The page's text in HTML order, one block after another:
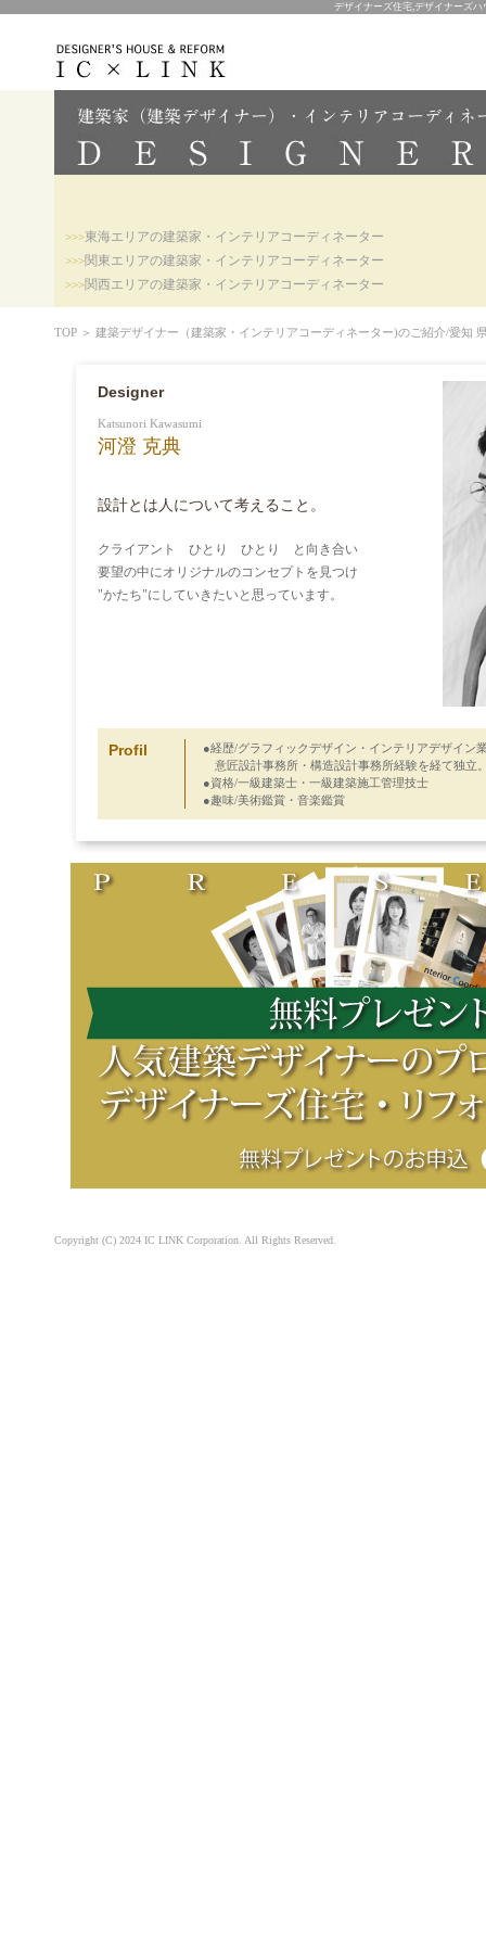
デザイナーズ住宅,デザイナーズ
>>>東海エリアの建築家・インテリアコーディネーター
>>>関東エリアの建築家・インテリアコーディネーター
>>>関西エリアの建築家・インテリアコーディネーター
TOP ＞ 建築デザイナー（建築家・インテリアコーディネーター)のご紹介/愛知
Designer
Katsunori Kawasumi
河澄 克典
設計とは人について考えること。
クライアント ひとり ひとり と向き合い
要望の中にオリジナルのコンセプトを見つけ
"かたち"にしていきたいと思っています。
Profil
●経歴/グラフィックデザイン・インテリアデザイン
意匠設計事務所・構造設計事務所経験を経て独立
●資格/一級建築士・一級建築施工管理技士
●趣味/美術鑑賞・音楽鑑賞
Copyright (C) 2024 IC LINK Corporation. All Rights Reserved.